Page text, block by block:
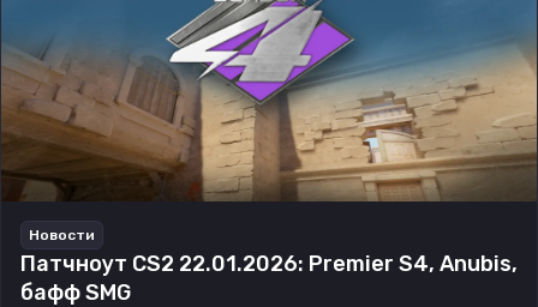
Новости
Патчноут CS2 22.01.2026: Premier S4, Anubis,
бафф SMG